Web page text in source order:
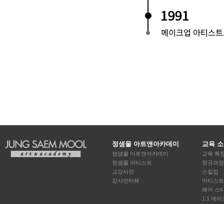
정샘물 아트앤아카데미
정샘물 아트앤아카데미
정샘물 아티스트
교강사진
강사인터뷰
교육
교육 특
정규과정
스킬업
아티스
헤어 스
1:1 메이